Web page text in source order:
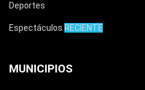
Deportes
Espectáculos RECIENTE
MUNICIPIOS